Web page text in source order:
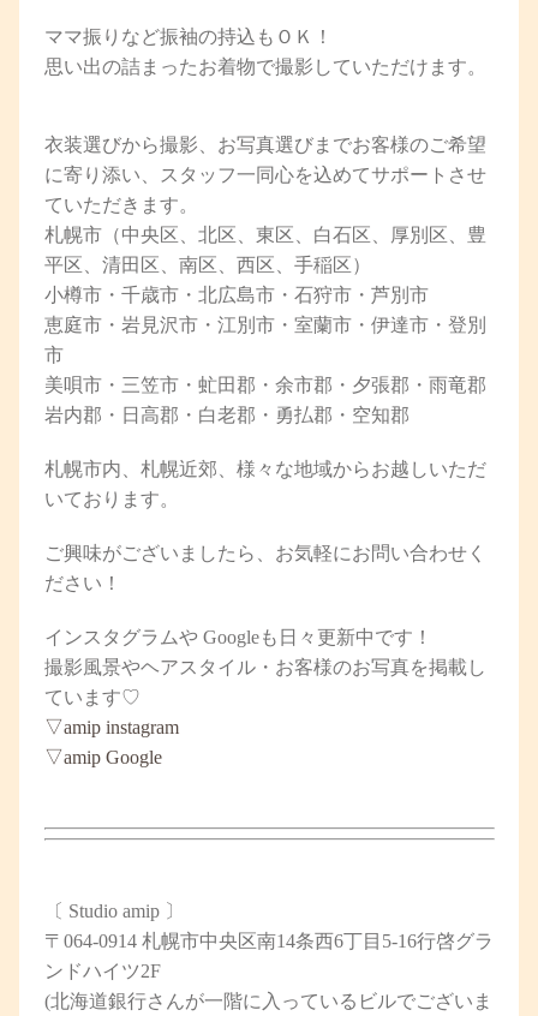
ママ振りなど振袖の持込もＯＫ！
思い出の詰まったお着物で撮影していただけます。
衣装選びから撮影、お写真選びまでお客様のご希望
に寄り添い、スタッフ一同心を込めてサポートさせ
ていただきます。
札幌市（中央区、北区、東区、白石区、厚別区、豊
平区、清田区、南区、西区、手稲区）
小樽市・千歳市・北広島市・石狩市・芦別市
恵庭市・岩見沢市・江別市・室蘭市・伊達市・登別
市
美唄市・三笠市・虻田郡・余市郡・夕張郡・雨竜郡
岩内郡・日高郡・白老郡・勇払郡・空知郡
札幌市内、札幌近郊、様々な地域からお越しいただ
いております。
ご興味がございましたら、お気軽にお問い合わせく
ださい！
インスタグラムやGoogleも日々更新中です！
撮影風景やヘアスタイル・お客様のお写真を掲載し
ています♡
▽amip instagram
▽amipGoogle
〔 Studio amip 〕
〒064-0914 札幌市中央区南14条西6丁目5-16行啓グラ
ンドハイツ2F
(北海道銀行さんが一階に入っているビルでございま